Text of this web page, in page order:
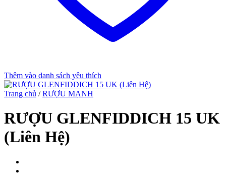
Thêm vào danh sách yêu thích
Trang chủ / RƯỢU MẠNH
RƯỢU GLENFIDDICH 15 UK
(Liên Hệ)